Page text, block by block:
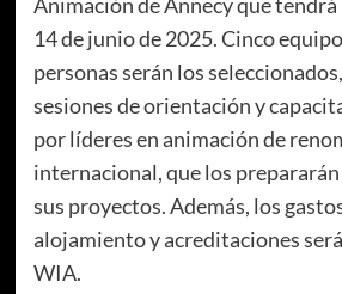
14 de junio de 2025. Cinco
personas serán los
sesiones de orientación y
por líderes en animación de
internacional, que los
sus proyectos. Además, los
alojamiento y acreditaciones
WIA.